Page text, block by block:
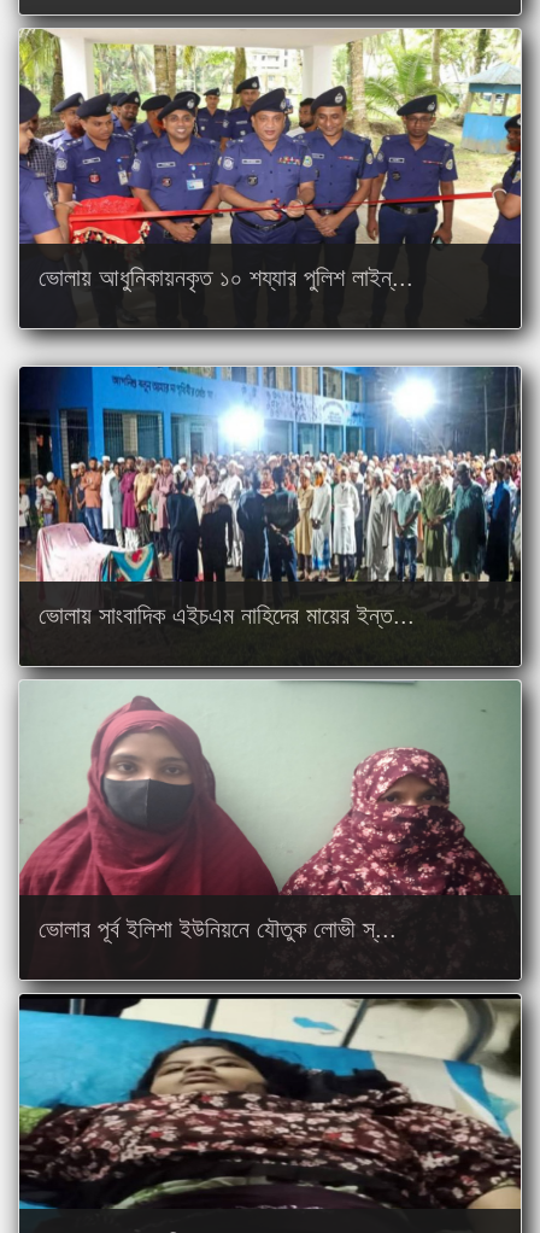
ভোলায় আধুনিকায়নকৃত ১০ শয্যার পুলিশ লাইন্...
ভোলায় সাংবাদিক এইচএম নাহিদের মায়ের ইন্ত...
ভোলার পূর্ব ইলিশা ইউনিয়নে যৌতুক লোভী স্...